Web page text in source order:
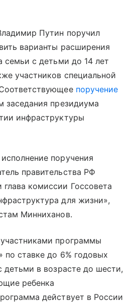
Путин поручил
варианты расширения
семьи с детьми до 14 лет
участников специальной
поручение
заседания президиума
инфраструктуры
поручения
правительства РФ
комиссии Госсовета
для жизни»,
Минниханов.
программы
по ставке до 6% годовых
детьми в возрасте до шести,
ребенка
действует в России